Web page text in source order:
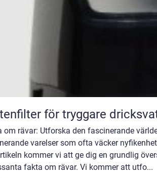
för tryggare
om rävar: Utforska den fascinerande
varelser som ofta väcker
kommer vi att ge dig en grundlig
fakta om rävar. Vi kommer att utfo...